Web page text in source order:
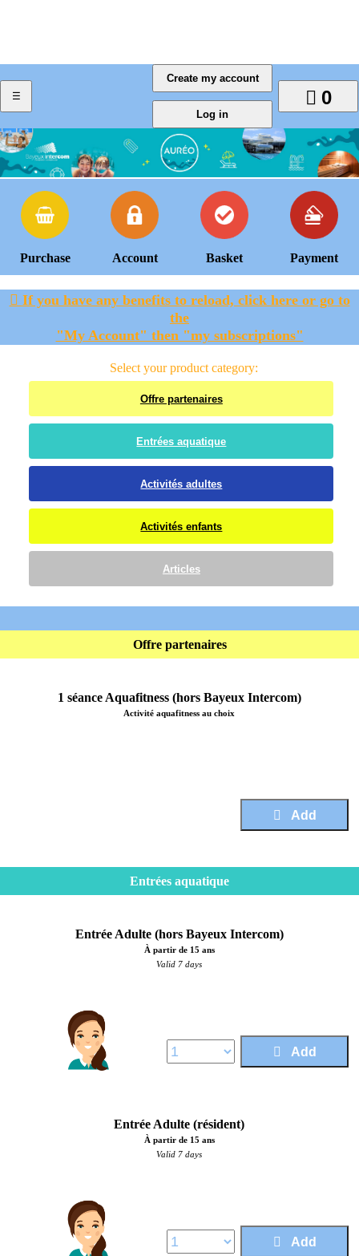
0
Purchase Account Basket Payment
If you have any benefits to reload, click here or go to
the
"My Account" then "my subscriptions"
Select your product category:
Offre partenaires
Entrées aquatique
Activités adultes
Activités enfants
Articles
Offre partenaires
1 séance Aquafitness (hors Bayeux Intercom)
Activité aquafitness au choix
Add
Entrées aquatique
Entrée Adulte (hors Bayeux Intercom)
À partir de 15 ans
Valid 7 days
Add
Entrée Adulte (résident)
À partir de 15 ans
Valid 7 days
Add